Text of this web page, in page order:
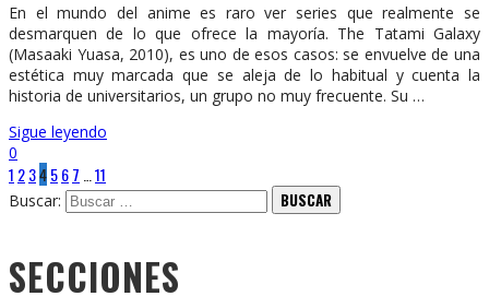
En el mundo del anime es raro ver series que realmente se
desmarquen de lo que ofrece la mayoría. The Tatami Galaxy
(Masaaki Yuasa, 2010), es uno de esos casos: se envuelve de una
estética muy marcada que se aleja de lo habitual y cuenta la
historia de universitarios, un grupo no muy frecuente. Su …
Sigue leyendo
0
1 234567 11
Buscar:
SECCIONES